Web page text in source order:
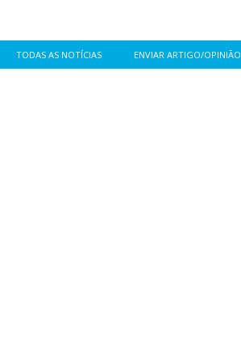
TODAS AS NOTÍCIAS ENVIAR ARTIGO/OPINIÃO